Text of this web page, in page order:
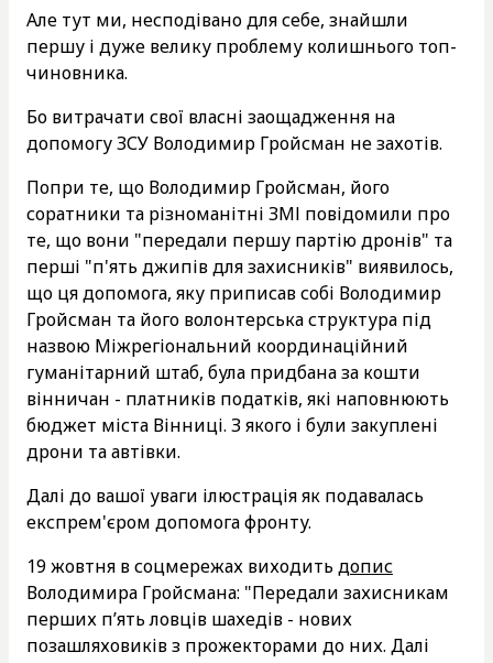
Але тут ми, несподівано для себе, знайшли
першу і дуже велику проблему колишнього топ-
чиновника.
Бо витрачати свої власні заощадження на
допомогу ЗСУ Володимир Гройсман не захотів.
Попри те, що Володимир Гройсман, його
соратники та різноманітні ЗМІ повідомили про
те, що вони "передали першу партію дронів" та
перші "п'ять джипів для захисників" виявилось,
що ця допомога, яку приписав собі Володимир
Гройсман та його волонтерська структура під
назвою Міжрегіональний координаційний
гуманітарний штаб, була придбана за кошти
вінничан - платників податків, які наповнюють
бюджет міста Вінниці. З якого і були закуплені
дрони та автівки.
Далі до вашої уваги ілюстрація як подавалась
експрем'єром допомога фронту.
19 жовтня в соцмережах виходить допис
Володимира Гройсмана: "Передали захисникам
перших пʼять ловців шахедів - нових
позашляховиків з прожекторами до них. Далі